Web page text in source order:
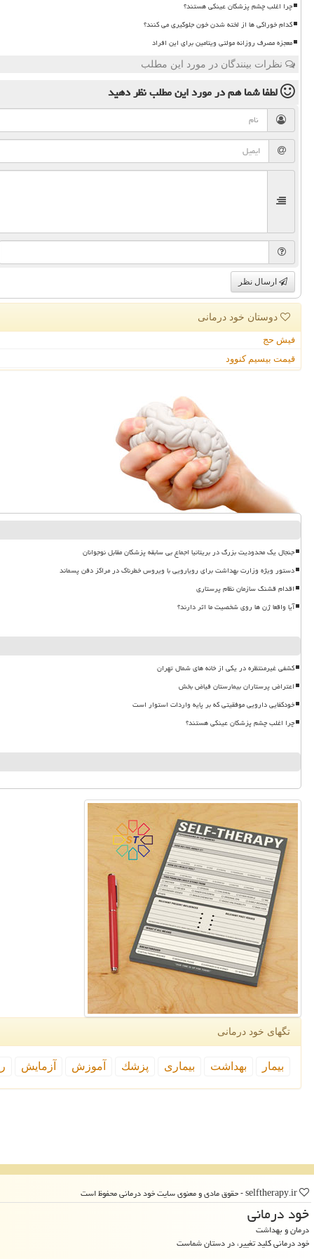
چرا اغلب چشم پزشکان عینکی هستند؟
کدام خوراکی ها از لخته شدن خون جلوگیری می کنند؟
معجزه مصرف روزانه مولتی ویتامین برای این افراد
نظرات بینندگان در مورد این مطلب
لطفا شما همدر مورد این مطلبنظر دهید
ارسال نظر
دوستان خود درمانی
فیش حج
قیمت بیسیم کنوود
جنجال یک محدودیت بزرگ در بریتانیا اجماع بی سابقه پزشکان مقابل نوجوانان
دستور ویژه وزارت بهداشت برای رویارویی با ویروس خطرناک در مراکز دفن پسماند
اقدام قشنگ سازمان نظام پرستاری
آیا واقعا ژن ها روی شخصیت ما اثر دارند؟
کشفی غیرمنتظره در یکی از خانه های شمال تهران
اعتراض پرستاران بیمارستان فیاض بخش
خودکفایی دارویی موفقیتی که بر پایه واردات استوار است
چرا اغلب چشم پزشکان عینکی هستند؟
تگهای خود درمانی
بیمار بهداشت بیماری پزشك آموزش آزمایش
خود درمانی
درمان و بهداشت
خود درمانی کلید تغییر، در دستان شماست